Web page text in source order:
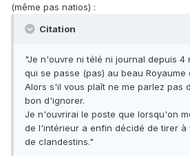
(même pas natios) :
Citation
"Je n'ouvre ni télé ni journal depuis 4
qui se passe (pas) au beau Royaume
Alors s'il vous plaît ne me parlez pas
bon d'ignorer.
Je n'ouvrirai le poste que lorsqu'on
de l'intérieur a enfin décidé de tirer à
de clandestins."